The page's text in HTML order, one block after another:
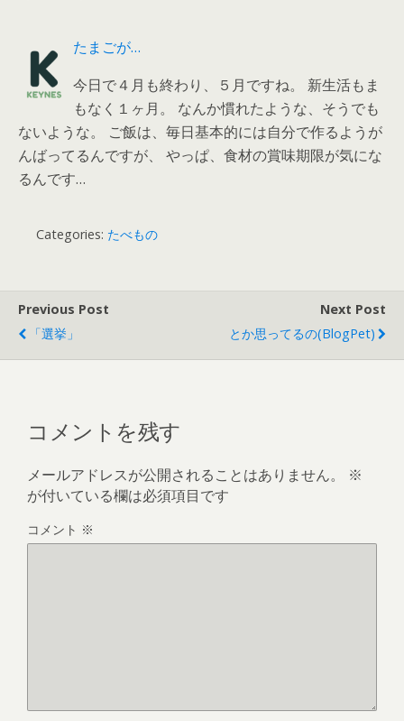
たまごが…
今日で４月も終わり、５月ですね。 新生活もま
もなく１ヶ月。 なんか慣れたような、そうでも
ないような。 ご飯は、毎日基本的には自分で作るようが
んばってるんですが、 やっぱ、食材の賞味期限が気にな
るんです…
Categories: たべもの
Previous Post
「選挙」
Next Post
とか思ってるの(BlogPet)
コメントを残す
メールアドレスが公開されることはありません。
※
が付いている欄は必須項目です
コメント ※